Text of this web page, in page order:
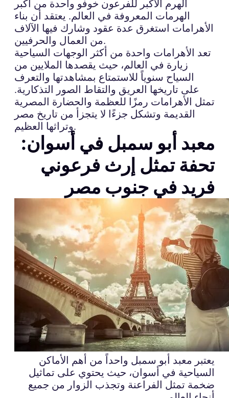
الهرم الأكبر للفرعون خوفو واحدة من أكبر
الهرمات المعروفة في العالم. يعتقد أن بناء
الأهرامات استغرق عدة عقود وشارك فيها الآلاف
من العمال والحرفيين.
تعد الأهرامات واحدة من أكثر الوجهات السياحية
زيارة في العالم، حيث يقصدها الملايين من
السياح سنوياً للاستمتاع بمشاهدتها والتعرف
على تاريخها العريق والتقاط الصور التذكارية.
تمثل الأهرامات رمزًا للعظمة والحضارة المصرية
القديمة وتشكل جزءًا لا يتجزأ من تاريخ مصر
وتراثها العظيم.
معبد أبو سمبل في أسوان:
تحفة تمثل إرث فرعوني
فريد في جنوب مصر
يعتبر معبد أبو سمبل واحداً من أهم الأماكن
السياحية في أسوان، حيث يحتوي على تماثيل
ضخمة تمثل الفراعنة وتجذب الزوار من جميع